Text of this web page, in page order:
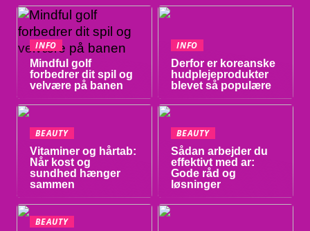
INFO
Mindful golf
forbedrer dit spil og
velvære på banen
INFO
Derfor er koreanske
hudplejeprodukter
blevet så populære
BEAUTY
Vitaminer og hårtab:
Når kost og
sundhed hænger
sammen
BEAUTY
Sådan arbejder du
effektivt med ar:
Gode råd og
løsninger
BEAUTY